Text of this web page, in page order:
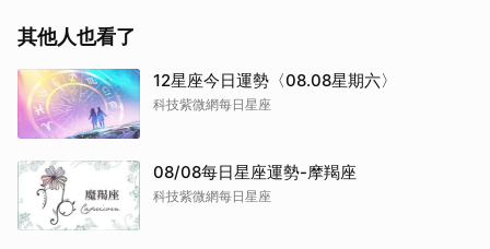
其他人也看了
12星座今日運勢〈08.08星期六〉
科技紫微網每日星座
08/08每日星座運勢-摩羯座
科技紫微網每日星座